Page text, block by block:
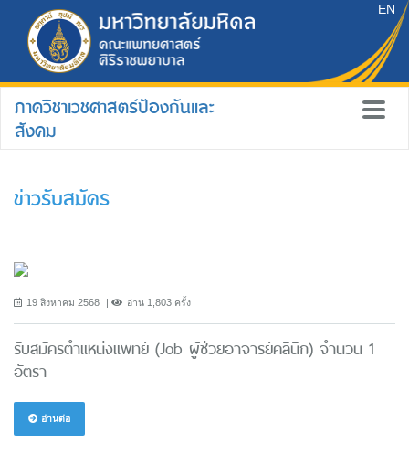
EN
ภาควิชาเวชศาสตร์ป้องกันและ
สังคม
ข่าวรับสมัคร
19 สิงหาคม 2568 อ่าน 1,803 ครั้ง
รับสมัครตำแหน่งแพทย์ (Job ผู้ช่วยอาจารย์คลินิก) จำนวน 1
อัตรา
อ่านต่อ